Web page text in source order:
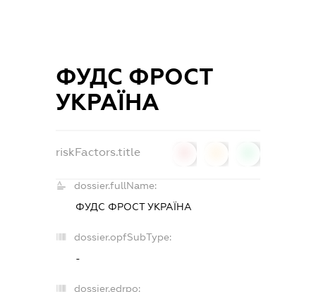
ФУДС ФРОСТ
УКРАЇНА
riskFactors.title
dossier.fullName:
ФУДС ФРОСТ УКРАЇНА
dossier.opfSubType:
-
dossier.edrpo: